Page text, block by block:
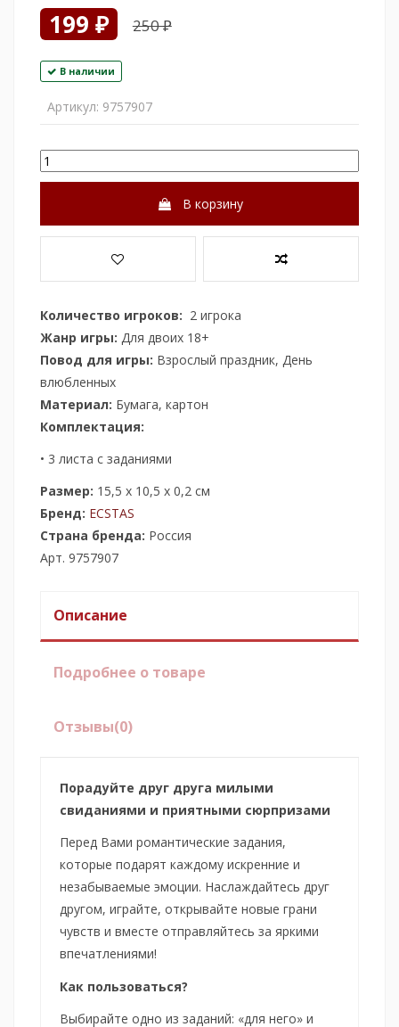
199 ₽ 250 ₽
В наличии
Артикул: 9757907
В корзину
Количество игроков: 2 игрока
Жанр игры: Для двоих 18+
Повод для игры: Взрослый праздник, День
влюбленных
Материал: Бумага, картон
Комплектация:
• 3 листа с заданиями
Размер: 15,5 х 10,5 х 0,2 см
Бренд: ECSTAS
Страна бренда: Россия
Арт. 9757907
Описание
Подробнее о товаре
Отзывы(0)
Порадуйте друг друга милыми
свиданиями и приятными сюрпризами
Перед Вами романтические задания,
которые подарят каждому искренние и
незабываемые эмоции. Наслаждайтесь друг
другом, играйте, открывайте новые грани
чувств и вместе отправляйтесь за яркими
впечатлениями!
Как пользоваться?
Выбирайте одно из заданий: «для него» и